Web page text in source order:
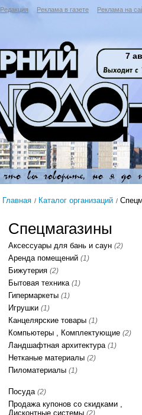
Редакция Реклама в газете Реклама на
7
Главная Каталог организаций
Спецмагазины
Аксессуары для бань и саун (2)
Аренда помещений (1)
Бижутерия (2)
Бытовая техника (1)
Гипермаркеты (1)
Игрушки (1)
Канцелярские товары (1)
Компьютеры , Комплектующие (2)
Ландшафтная архитектура (1)
Нетканые материалы (2)
Пиломатериалы (1)
Посуда (2)
Продажа купонов со скидками ,
Дисконтные системы (2)